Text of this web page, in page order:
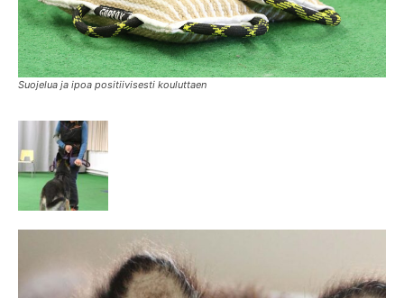
Suojelua ja ipoa positiivisesti kouluttaen